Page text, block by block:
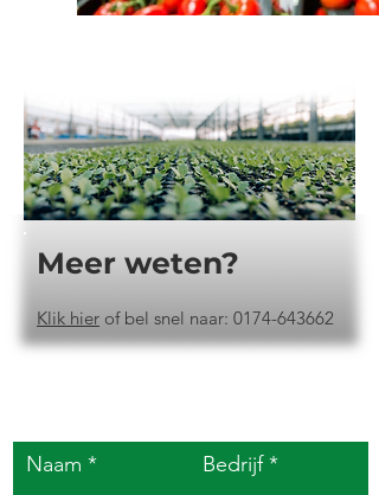
Meer weten?
Klik hier of bel snel naar: 0174-643662
Naam Bedrijf